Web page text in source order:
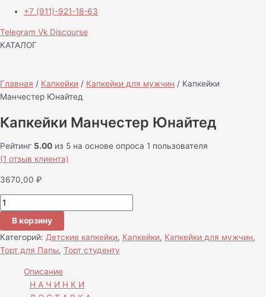
+7 (911)-921-18-63
Telegram Vk Discourse
КАТАЛОГ
Главная / Капкейки / Капкейки для мужчин / Капкейки
Манчестер Юнайтед
Капкейки Манчестер Юнайтед
Рейтинг 5.00 из 5 на основе опроса 1 пользователя
(1 отзыв клиента)
3670,00 ₽
В корзину
Категорий: Детские капкейки, Капкейки, Капкейки для мужчин,
Торт для Папы, Торт студенту
Описание
Н А Ч И Н К И